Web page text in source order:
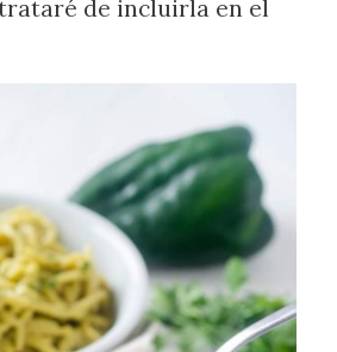
de incluirla en el